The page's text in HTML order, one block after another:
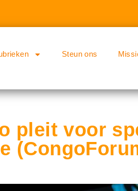
Steun ons
pleit voor